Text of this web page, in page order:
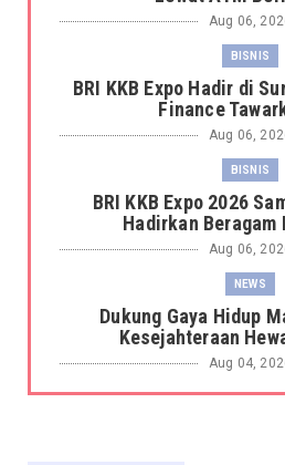
Aug 06,
BISNIS
BRI KKB Expo Hadir di
Finance
Aug 06,
BISNIS
BRI KKB Expo 2026
Hadirkan Beragam
Aug 06,
NEWS
Dukung Gaya Hidup
Kesejahteraan
Aug 04,
NEWS